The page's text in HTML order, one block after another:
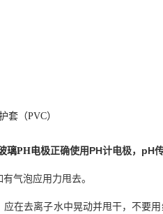
（PVC）
璃PH电极正确使用 PH计电极， pH
气泡应用力甩去。
应在去离子水中晃动并甩干，不要